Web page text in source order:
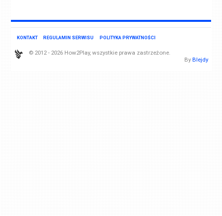
KONTAKT REGULAMIN SERWISU POLITYKA PRYWATNOŚCI
© 2012 - 2026 How2Play, wszystkie prawa zastrzeżone.
By Blejdy